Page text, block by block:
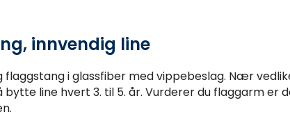
innvendig line
i glassfiber med vippebeslag. Nær
bytte line hvert 3. til 5. år. Vurderer du flaggarm er